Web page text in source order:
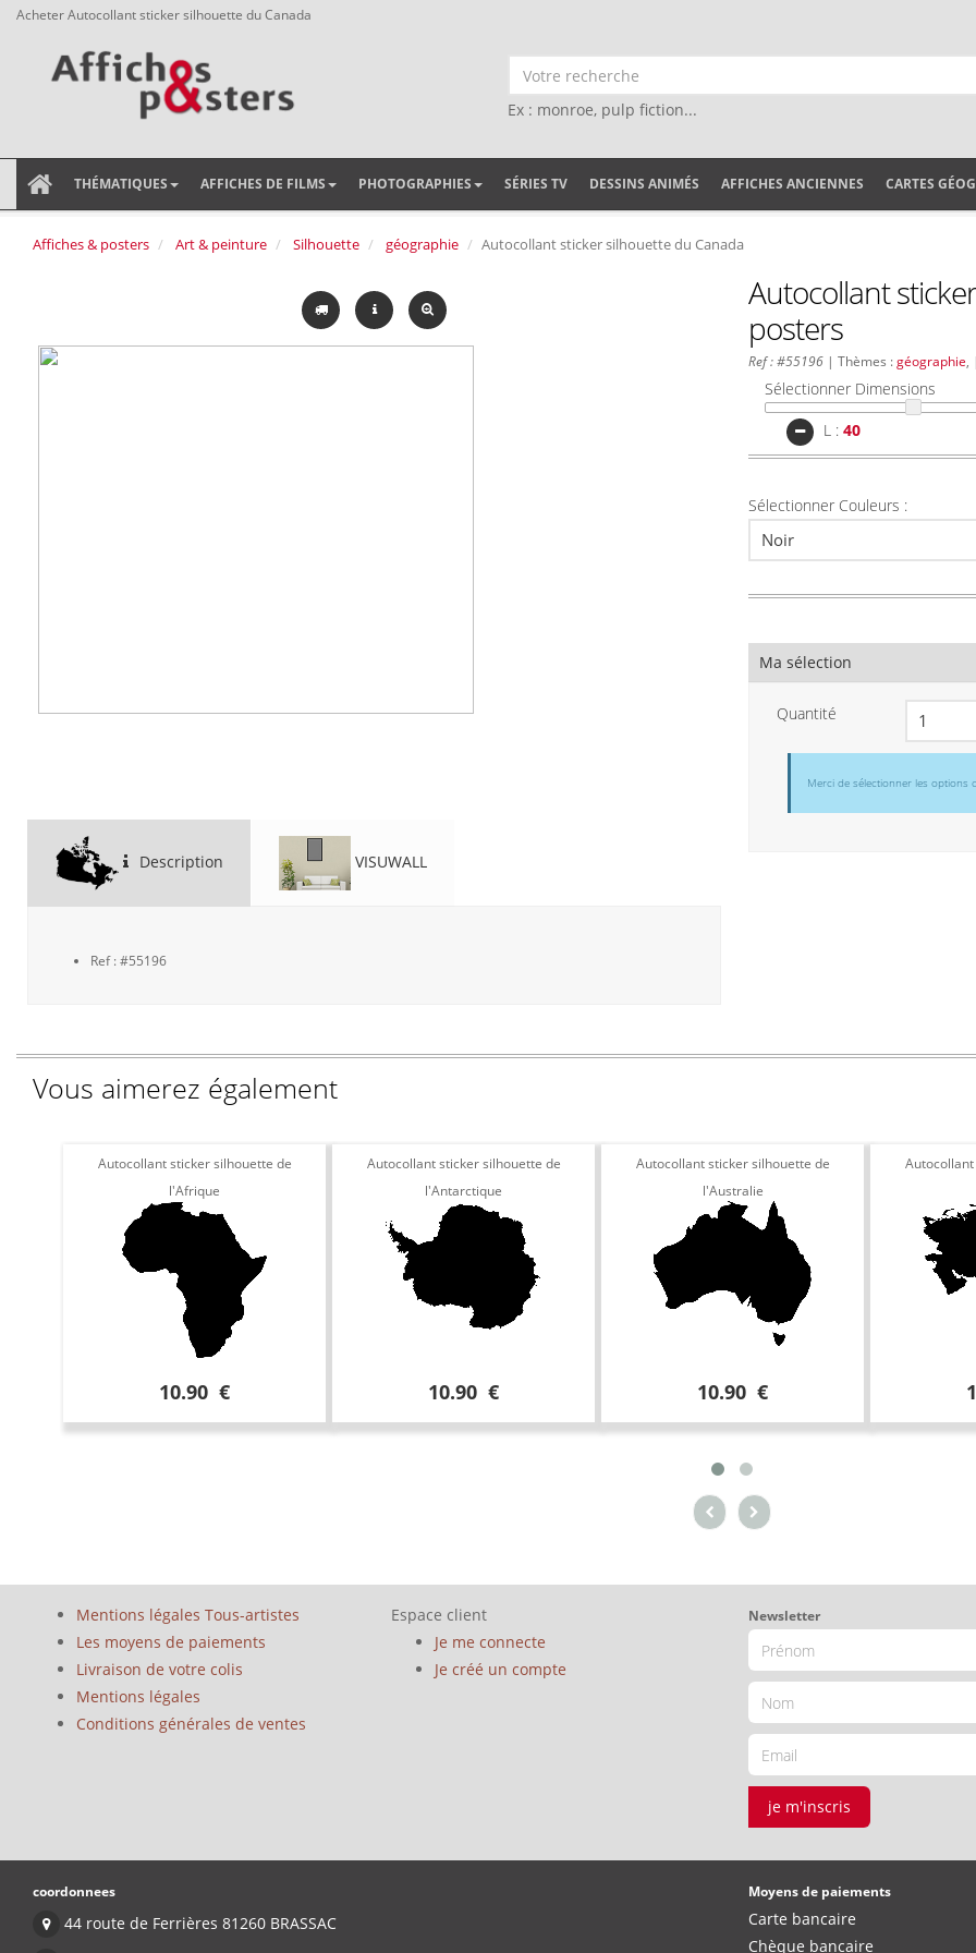
Acheter Autocollant sticker silhouette du Canada
Ex : monroe, pulp fiction...
THÉMATIQUES AFFICHES DE FILMS PHOTOGRAPHIES SÉRIES TV DESSINS ANIMÉS AFFICHES ANCIENNES CARTES
Affiches & posters Art & peinture Silhouette géographie Autocollant sticker silhouette du Canada
Description VISUWALL
Ref : #55196
Autocollant
posters
Ref : #55196 | Thèmes :géographie
Sélectionner Dimensions
L :
Sélectionner Couleurs :
Ma sélection
Quantité
Merci de sélectionner les options
Vous aimerez également
Autocollant sticker silhouette de
l'Afrique
10.90 €
Autocollant sticker silhouette de
l'Antarctique
10.90 €
Autocollant sticker silhouette de
l'Australie
10.90 €
Mentions légales Tous-artistes
Les moyens de paiements
Livraison de votre colis
Mentions légales
Conditions générales de ventes
Espace client
Je me connecte
Je créé un compte
Newsletter
je m'inscris
coordonnees
44 route de Ferrières 81260 BRASSAC
Moyens de paiements
Carte bancaire
Chèque bancaire